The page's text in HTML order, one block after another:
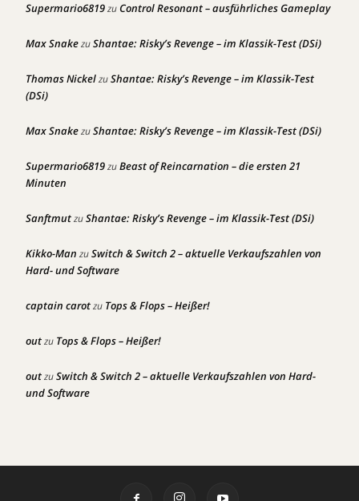
Supermario6819zuControl Resonant – ausführliches Gameplay
Max SnakezuShantae: Risky’s Revenge – im Klassik-Test (DSi)
Thomas NickelzuShantae: Risky’s Revenge – im Klassik-Test
(DSi)
Max SnakezuShantae: Risky’s Revenge – im Klassik-Test (DSi)
Supermario6819zuBeast of Reincarnation – die ersten 21
Minuten
SanftmutzuShantae: Risky’s Revenge – im Klassik-Test (DSi)
Kikko-Man zuSwitch & Switch 2 – aktuelle Verkaufszahlen von
Hard- und Software
captain carotzu Tops & Flops – Heißer!
outzu Tops & Flops – Heißer!
outzuSwitch & Switch 2 – aktuelle Verkaufszahlen von Hard-
und Software